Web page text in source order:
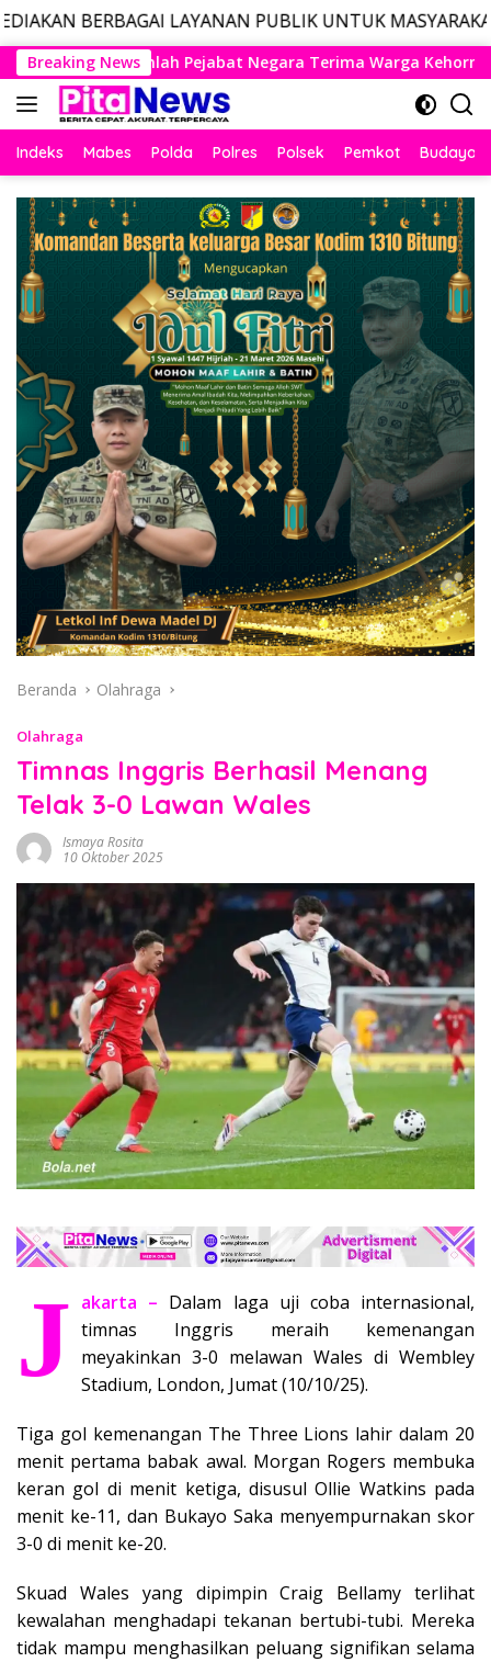
LAYANAN PUBLIK UNTUK MASYARAKAT, LAYANAN
Langsung
ke
konten
Breaking News
Terima Warga Kehormatan dan Brevet Korps Marinir
Indeks Mabes Polda Polres Polsek Pemkot Budaya
Beranda Olahraga
Olahraga
Timnas Inggris Berhasil Menang
Telak 3-0 Lawan Wales
Ismaya Rosita
10 Oktober 2025
J akarta – Dalam laga uji coba internasional,
timnas Inggris meraih kemenangan
meyakinkan 3-0 melawan Wales di Wembley
Stadium, London, Jumat (10/10/25).
Tiga gol kemenangan The Three Lions lahir dalam 20
menit pertama babak awal. Morgan Rogers membuka
keran gol di menit ketiga, disusul Ollie Watkins pada
menit ke-11, dan Bukayo Saka menyempurnakan skor
3-0 di menit ke-20.
Skuad Wales yang dipimpin Craig Bellamy terlihat
kewalahan menghadapi tekanan bertubi-tubi. Mereka
tidak mampu menghasilkan peluang signifikan selama